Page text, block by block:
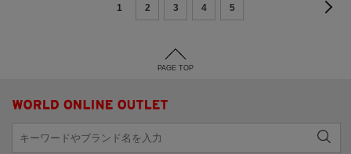
1 2 3 4 5
PAGE TOP